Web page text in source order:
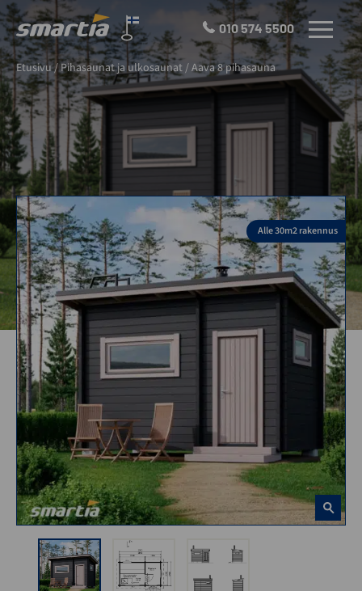
Skip
to
content
Smartia
Oy
010 574 5500 VALIKKO
Etusivu/Pihasaunat ja ulkosaunat/Aava 8 pihasauna
Alle 30m2 rakennus